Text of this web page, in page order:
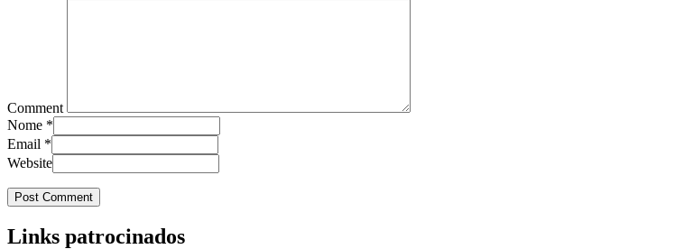
Comment
Nome *
Email *
Website
Links patrocinados